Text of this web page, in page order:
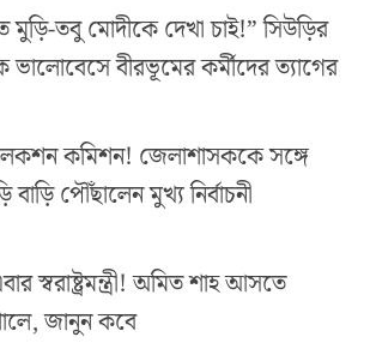
মুড়ি-তবু মোদীকে দেখা চাই!” সিউড়ির
ভালোবেসে বীরভূমের কর্মীদের ত্যাগের
কমিশন! জেলাশাসককে সঙ্গে
বাড়ি পৌঁছালেন মুখ্য নির্বাচনী
স্বরাষ্ট্রমন্ত্রী! অমিত শাহ আসতে
জানুন কবে